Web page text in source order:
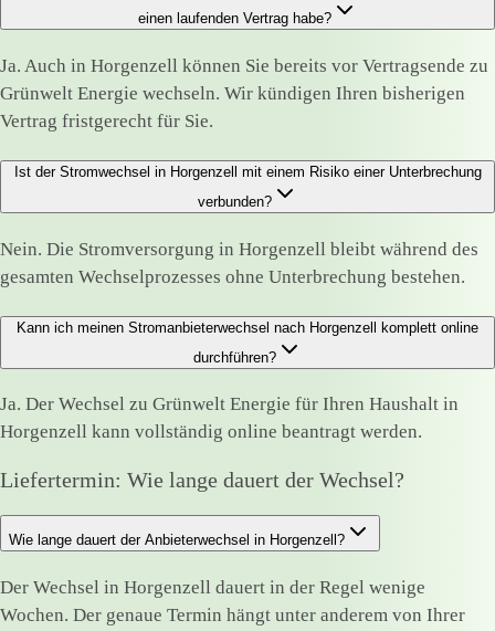
einen laufenden Vertrag habe?
Ja. Auch in Horgenzell können Sie bereits vor Vertragsende zu
Grünwelt Energie wechseln. Wir kündigen Ihren bisherigen
Vertrag fristgerecht für Sie.
Ist der Stromwechsel in Horgenzell mit einem Risiko einer Unterbrechung
verbunden?
Nein. Die Stromversorgung in Horgenzell bleibt während des
gesamten Wechselprozesses ohne Unterbrechung bestehen.
Kann ich meinen Stromanbieterwechsel nach Horgenzell komplett online
durchführen?
Ja. Der Wechsel zu Grünwelt Energie für Ihren Haushalt in
Horgenzell kann vollständig online beantragt werden.
Liefertermin: Wie lange dauert der Wechsel?
Wie lange dauert der Anbieterwechsel in Horgenzell?
Der Wechsel in Horgenzell dauert in der Regel wenige
Wochen. Der genaue Termin hängt unter anderem von Ihrer